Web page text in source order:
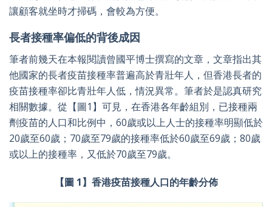
讓顧客就坐時才掃碼，會較為方便。
長者接種率偏低的背後成因
筆者前幾天在本報閱讀曾國平博士撰寫的文章，文章指出其
他國家的長者疫苗接種率普遍高於青壯年人，但香港長者的
疫苗接種率卻比青壯年人低，情況異常。筆者於是認真研究
相關數據。從【圖1】可見，在香港各年齡組別，已接種兩
劑疫苗的人口和比例中，60歲或以上人士的接種率明顯低於
20歲至60歲；70歲至79歲的接種率低於60歲至69歲；80歲
或以上的接種率，又低於70歲至79歲。
【圖 1】香港疫苗接種人口的年齡分佈